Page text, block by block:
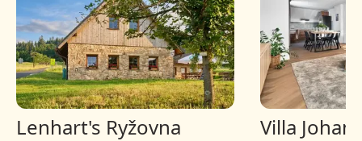
Lenhart's Ryžovna Villa